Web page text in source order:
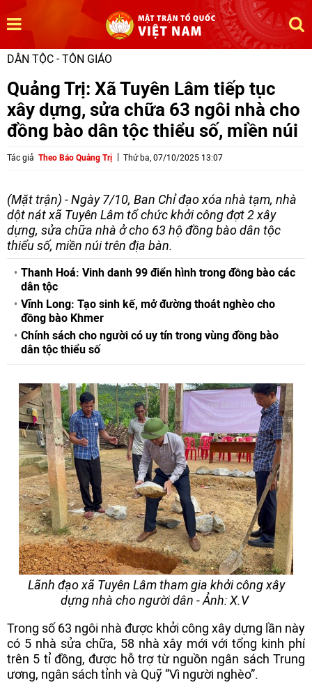
DÂN TỘC - TÔN GIÁO
Quảng Trị: Xã Tuyên Lâm tiếp tục
xây dựng, sửa chữa 63 ngôi nhà cho
đồng bào dân tộc thiểu số, miền núi
Tác giả Theo Báo Quảng Trị Thứ ba, 07/10/2025 13:07
(Mặt trận) - Ngày 7/10, Ban Chỉ đạo xóa nhà tạm, nhà
dột nát xã Tuyên Lâm tổ chức khởi công đợt 2 xây
dựng, sửa chữa nhà ở cho 63 hộ đồng bào dân tộc
thiểu số, miền núi trên địa bàn.
Thanh Hoá: Vinh danh 99 điển hình trong đồng bào các
dân tộc
Vĩnh Long: Tạo sinh kế, mở đường thoát nghèo cho
đồng bào Khmer
Chính sách cho người có uy tín trong vùng đồng bào
dân tộc thiểu số
Lãnh đạo xã Tuyên Lâm tham gia khởi công xây
dựng nhà cho người dân - Ảnh: X.V
Trong số 63 ngôi nhà được khởi công xây dựng lần này
có 5 nhà sửa chữa, 58 nhà xây mới với tổng kinh phí
trên 5 tỉ đồng, được hỗ trợ từ nguồn ngân sách Trung
ương, ngân sách tỉnh và Quỹ “Vì người nghèo”.